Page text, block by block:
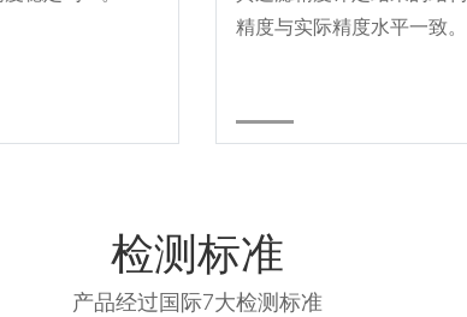
精度与实际精度水平一致。
检测标准
产品经过国际7大检测标准